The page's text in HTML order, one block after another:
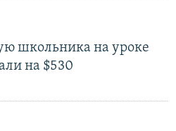
школьника на уроке
на $530